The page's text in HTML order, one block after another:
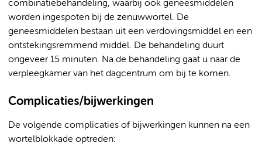
combinatiebehandeling, waarbij ook geneesmiddelen
worden ingespoten bij de zenuwwortel. De
geneesmiddelen bestaan uit een verdovingsmiddel en een
ontstekingsremmend middel. De behandeling duurt
ongeveer 15 minuten. Na de behandeling gaat u naar de
verpleegkamer van het dagcentrum om bij te komen.
Complicaties/bijwerkingen
De volgende complicaties of bijwerkingen kunnen na een
wortelblokkade optreden: